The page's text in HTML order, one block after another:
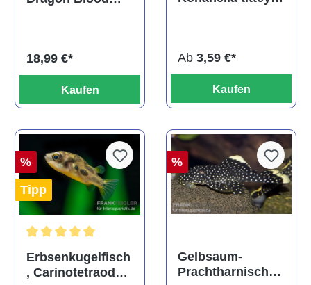
18,99 €*
Kaufen
Ab 3,59 €*
Kaufen
%
Tipp
Durchschnittliche Bewertung von 5 von 5 Sternen
Erbsenkugelfisch
, Carinotetraodon
%
Gelbsaum-
Prachtharnischw